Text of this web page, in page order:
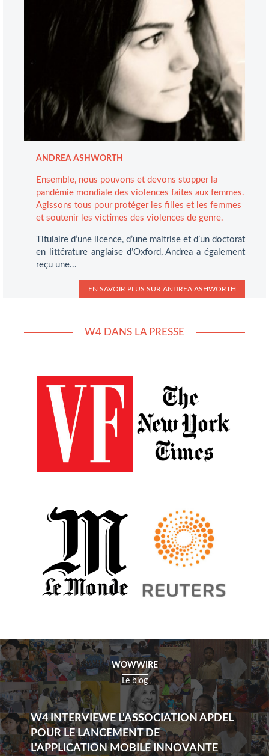
ANDREA ASHWORTH
Ensemble, nous pouvons et devons stopper la
pandémie mondiale des violences faites aux femmes.
Agissons tous pour protéger les filles et les femmes
et soutenir les victimes des violences de genre.
Titulaire d’une licence, d’une maitrise et d’un doctorat
en littérature anglaise d’Oxford, Andrea a également
reçu une...
EN SAVOIR PLUS SUR ANDREA ASHWORTH
W4 DANS LA PRESSE
WOWWIRE
Le blog
W4 INTERVIEWE L'ASSOCIATION APDEL
POUR LE LANCEMENT DE
L'APPLICATION MOBILE INNOVANTE